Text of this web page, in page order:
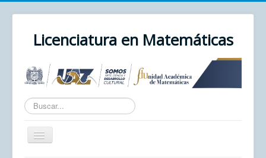
Licenciatura en Matemáticas
Texto
a
buscar...
Cambiar
navegación